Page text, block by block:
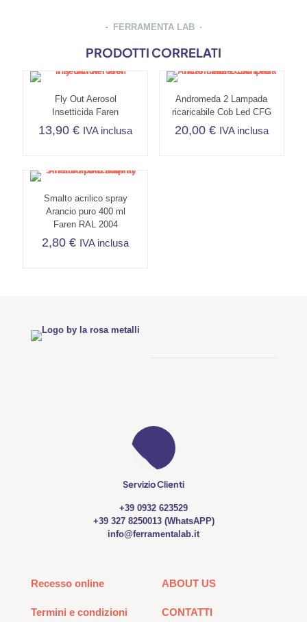
FERRAMENTA LAB
PRODOTTI CORRELATI
Fly Out Aerosol
Insetticida Faren
13,90€ IVA inclusa
Andromeda 2 Lampada
ricaricabile Cob Led CFG
20,00 € IVA inclusa
Smalto acrilico spray
Arancio puro 400 ml
Faren RAL 2004
2,80€ IVA inclusa
Servizio Clienti
+39 0932 623529
+39 327 8250013 (WhatsAPP)
info@ferramentalab.it
Recesso online
Termini e condizioni
ABOUT US
CONTATTI